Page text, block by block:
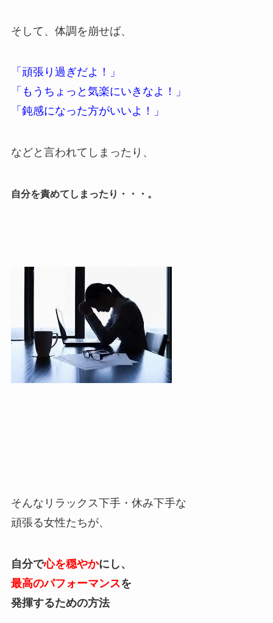
そして、体調を崩せば、
「頑張り過ぎだよ！」
「もうちょっと気楽にいきなよ！」
「鈍感になった方がいいよ！」
などと言われてしまったり、
自分を責めてしまったり・・・。
そんなリラックス下手・休み下手な
頑張る女性たちが、
自分で心を穏やかにし、
最高のパフォーマンスを
発揮するための方法